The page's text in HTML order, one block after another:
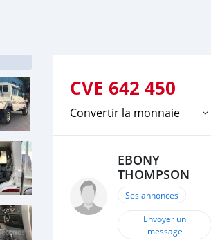
CVE 642 450
Convertir la monnaie
EBONY
THOMPSON
Ses annonces
Envoyer un
message